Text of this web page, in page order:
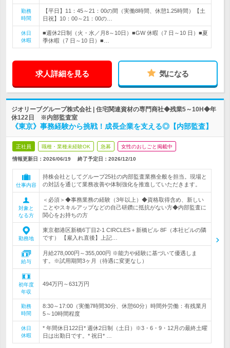
勤務
時間
【平日】11：45～21：00の間（実働8時間、休憩1.25時間）【土
日祝】10：00～21：00の…
休日
休暇
■週休2日制（火・水／月8～10日）■GW 休暇（7 日～10 日）■夏
季休暇（7 日～10 日）■…
求人詳細を見る 気になる
ジオリーブグループ株式会社 | 住宅関連資材の専門商社◆残業5～10H◆年
休122日 ※内部監査室
《東京》事務経験から挑戦！成長企業を支える◎【内部監査】
正社員 職種・業種未経験OK 急募 女性のおしごと掲載中
情報更新日：2026/06/19 終了予定日： 2026/12/10
仕事内容
持株会社としてグループ25社の内部監査業務全般を担当。現場と
の対話を通じて業務改善や体制強化を推進していただきます。
対象と
なる方
＜必須＞◆事務業務の経験（3年以上）◆資格取得含め、新しい
ことやスキルアップなどの自己研鑽に抵抗がない方◆内部監査に
関心をお持ちの方
勤務地
東京都港区新橋6丁目2-1 CIRCLES＋新橋ビル 8F（本社ビルの隣
です） 【雇入れ直後】上記…
給与
月給278,000円～355,000円 ※能力や経験に基づいて優遇しま
す。※試用期間3ヶ月（待遇に変更なし）
初年度
年収
494万円～631万円
勤務
時間
8:30～17:00（実働7時間30分、休憩60分）時間外労働：有残業月
5～10時間程度
休日
休暇
* 年間休日122日* 週休2日制（土日）※3・6・9・12月の最終土曜
日は出勤日です。* 祝日* …